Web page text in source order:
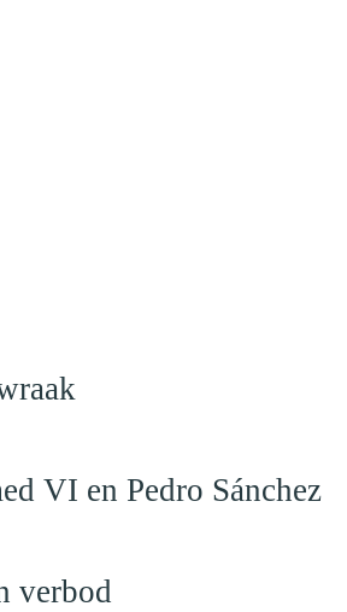
VI en Pedro Sánchez
verbod